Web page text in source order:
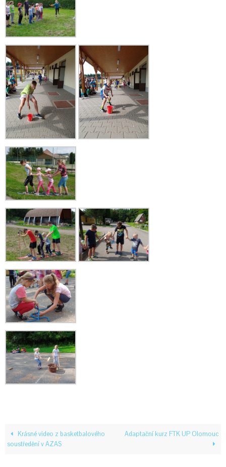
Krásné video z basketbalového
soustředění v AZAS
Adaptační kurz FTK UP Olomouc